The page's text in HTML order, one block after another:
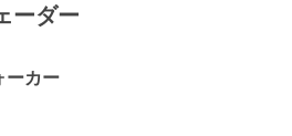
ーダー
ーカー